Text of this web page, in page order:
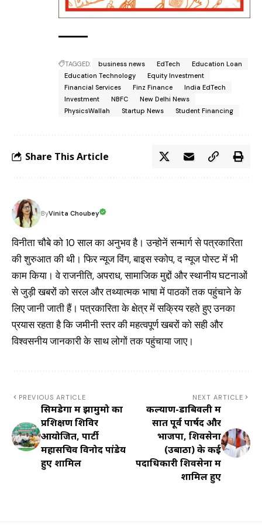
TAGGED: business news EdTech
Education Loan
Education Technology
Equity Investment
Financial Services
Finz Finance
India EdTech
Investment
NBFC
New Delhi News
PhysicsWallah
Startup News Student Financing
Share This Article
ByVinita Choubey
विनीता चौबे को 10 साल का अनुभव है। उन्होनें सन्मार्ग से पत्रकारिता
की शुरुआत की थी। फिर न्यूज विंग, बाइस स्कोप, द न्यूज पोस्ट में भी
काम किया। वे राजनीति, अपराध, सामाजिक मुद्दों और स्थानीय घटनाओं
से जुड़ी खबरों को सरल और तथ्यात्मक भाषा में पाठकों तक पहुंचाने के
लिए जानी जाती हैं। पत्रकारिता के क्षेत्र में सक्रिय रहते हुए उनका
प्रयास रहता है कि जमीनी स्तर की महत्वपूर्ण खबरों को सही और
विश्वसनीय जानकारी के साथ लोगों तक पहुंचाया जाए।
PREVIOUS ARTICLE
सिमडेगा में झामुमो का
प्रशिक्षण शिविर
आयोजित, पार्टी
महासचिव विनोद पांडेय
हुए शामिल
NEXT ARTICLE
कल्याण-डोंबिवली में
सात पूर्व पार्षद और
भाजपा, शिवसेना
(उबाठा) के कई
पदाधिकारी शिवसेना में
शामिल हुए